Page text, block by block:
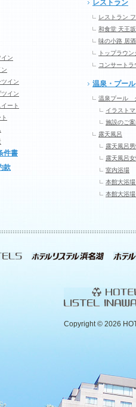
ン
イン
イン
ート
件書
款
レストラン
レストラン
和食堂 天王坂
味の小路 居
トップラウ
コンサート
温泉・プール
温泉プール
イラスト
施設のご案
露天風呂
露天風呂
露天風呂
室内浴場
本館大浴
本館大浴
Copyright © 2026